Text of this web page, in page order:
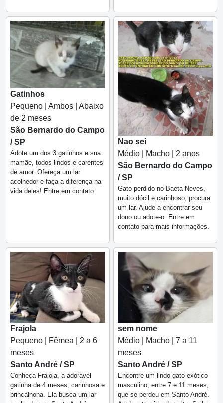
Gatinhos
Pequeno | Ambos | Abaixo
de 2 meses
São Bernardo do Campo
/ SP
Adote um dos 3 gatinhos e sua
mamãe, todos lindos e carentes
de amor. Ofereça um lar
acolhedor e faça a diferença na
vida deles! Entre em contato.
Nao sei
Médio | Macho | 2 anos
São Bernardo do Campo
/ SP
Gato perdido no Baeta Neves,
muito dócil e carinhoso, procura
um lar. Ajude a encontrar seu
dono ou adote-o. Entre em
contato para mais informações.
Frajola
Pequeno | Fêmea | 2 a 6
meses
Santo André / SP
Conheça Frajola, a adorável
gatinha de 4 meses, carinhosa e
brincalhona. Ela busca um lar
sem nome
Médio | Macho | 7 a 11
meses
Santo André / SP
Encontre um lindo gato exótico
masculino, entre 7 e 11 meses,
que se perdeu em Santo André.